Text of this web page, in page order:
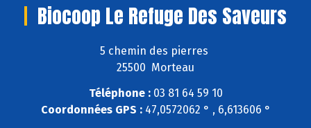
Biocoop Le Refuge Des Saveurs
5 chemin des pierres
25500 Morteau
Téléphone :03 81 64 59 10
Coordonnées GPS :47,0572062 ° , 6,613606 °